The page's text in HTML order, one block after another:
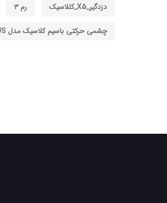
دزدگیر_X5_کللاسیک رم ۳
چشمی حرکتی باسیم کلاسیک مدل ALPHA PLUS